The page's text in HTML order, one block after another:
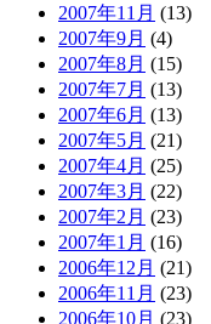
2007年11月 (13)
2007年9月 (4)
2007年8月 (15)
2007年7月 (13)
2007年6月 (13)
2007年5月 (21)
2007年4月 (25)
2007年3月 (22)
2007年2月 (23)
2007年1月 (16)
2006年12月 (21)
2006年11月 (23)
2006年10月 (23)